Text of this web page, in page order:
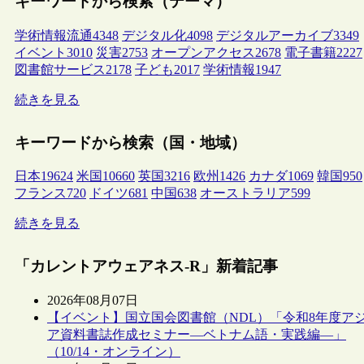
学術情報流通4348 デジタル化4098 デジタルアーカイブ3349
イベント 3010 災害2753 オープンアクセス2678 電子書籍2227
図書館サービス2178 子ども2017 学術情報1947
続きを見る
キーワードから検索（国・地域）
日本19624 米国 10660 英国3216 欧州 1426 カナダ1069 韓国950
フランス720 ドイツ681 中国638 オーストラリア599
続きを見る
「カレントアウェアネス-R」新着記事
2026年08月07日
【イベント】国立国会図書館（NDL）「令和8年度ア
ア資料書誌作成セミナー―ベトナム語・実践編―」
（10/14・オンライン）